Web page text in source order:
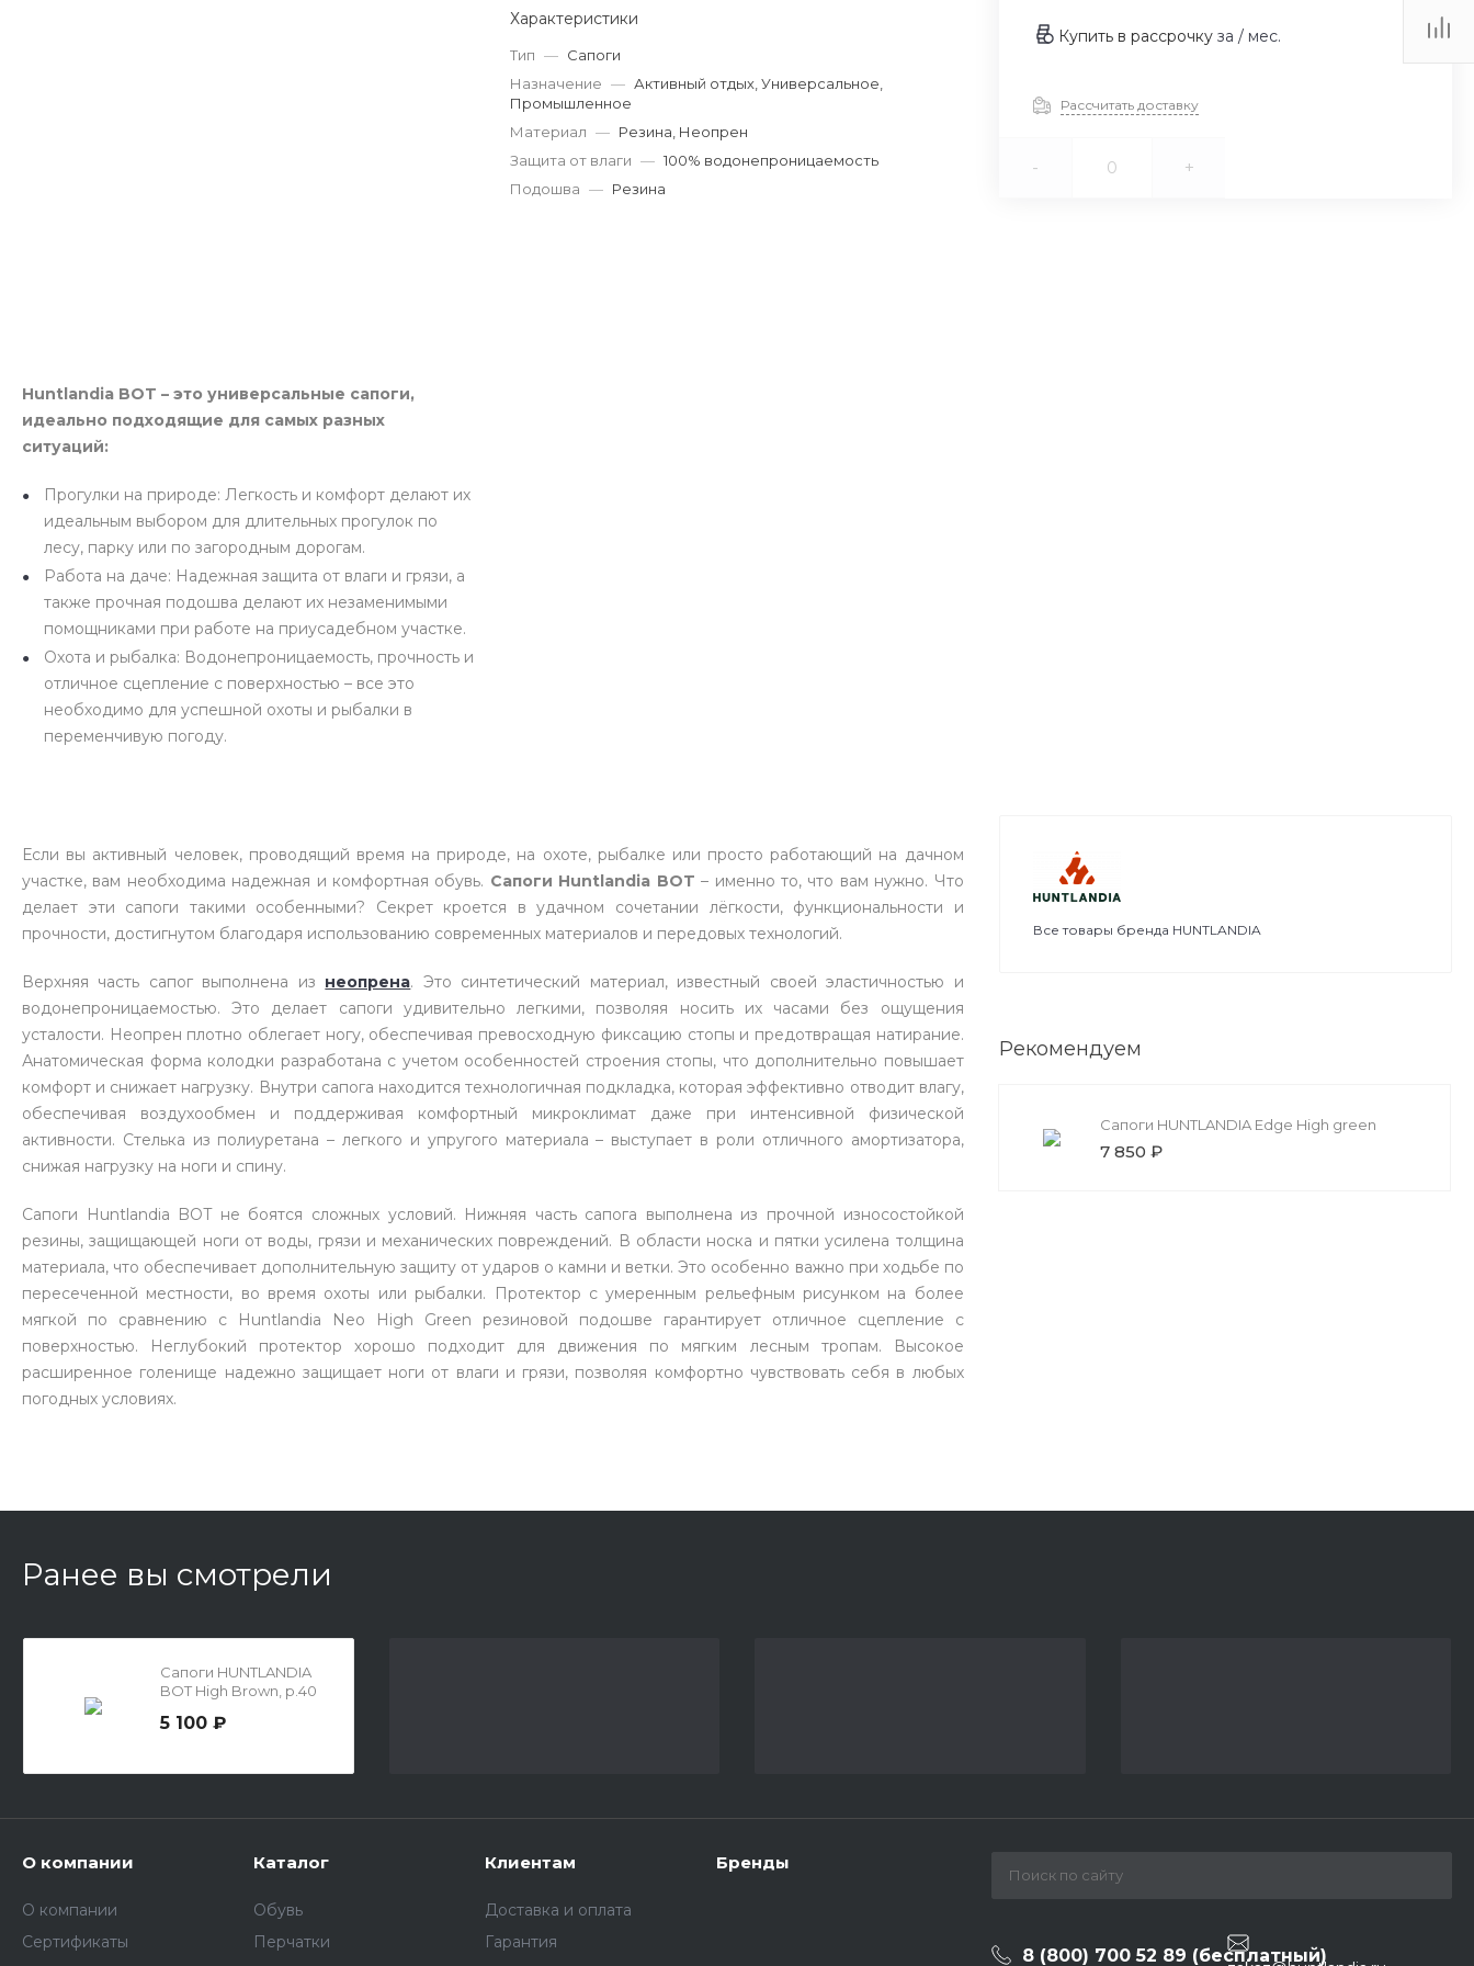
Huntlandia BOT – это универсальные сапоги,
идеально подходящие для самых разных
ситуаций:
Прогулки на природе: Легкость и комфорт делают их
идеальным выбором для длительных прогулок по
лесу, парку или по загородным дорогам.
Работа на даче: Надежная защита от влаги и грязи, а
также прочная подошва делают их незаменимыми
помощниками при работе на приусадебном участке.
Охота и рыбалка: Водонепроницаемость, прочность и
отличное сцепление с поверхностью – все это
необходимо для успешной охоты и рыбалки в
переменчивую погоду.
Характеристики
Тип — Сапоги
Назначение — Активный отдых, Универсальное,
Промышленное
Материал — Резина, Неопрен
Защита от влаги — 100% водонепроницаемость
Подошва — Резина
Купить в рассрочку за / мес.
Рассчитать доставку
- +
Если вы активный человек, проводящий время на природе, на охоте, рыбалке или просто работающий на дачном
участке, вам необходима надежная и комфортная обувь. Сапоги Huntlandia BOT – именно то, что вам нужно. Что
делает эти сапоги такими особенными? Секрет кроется в удачном сочетании лёгкости, функциональности и
прочности, достигнутом благодаря использованию современных материалов и передовых технологий.
Верхняя часть сапог выполнена из неопрена. Это синтетический материал, известный своей эластичностью и
водонепроницаемостью. Это делает сапоги удивительно легкими, позволяя носить их часами без ощущения
усталости. Неопрен плотно облегает ногу, обеспечивая превосходную фиксацию стопы и предотвращая натирание.
Анатомическая форма колодки разработана с учетом особенностей строения стопы, что дополнительно повышает
комфорт и снижает нагрузку. Внутри сапога находится технологичная подкладка, которая эффективно отводит влагу,
обеспечивая воздухообмен и поддерживая комфортный микроклимат даже при интенсивной физической
активности. Стелька из полиуретана – легкого и упругого материала – выступает в роли отличного амортизатора,
снижая нагрузку на ноги и спину.
Сапоги Huntlandia BOT не боятся сложных условий. Нижняя часть сапога выполнена из прочной износостойкой
резины, защищающей ноги от воды, грязи и механических повреждений. В области носка и пятки усилена толщина
материала, что обеспечивает дополнительную защиту от ударов о камни и ветки. Это особенно важно при ходьбе по
пересеченной местности, во время охоты или рыбалки. Протектор с умеренным рельефным рисунком на более
мягкой по сравнению с Huntlandia Neo High Green резиновой подошве гарантирует отличное сцепление с
поверхностью. Неглубокий протектор хорошо подходит для движения по мягким лесным тропам. Высокое
расширенное голенище надежно защищает ноги от влаги и грязи, позволяя комфортно чувствовать себя в любых
погодных условиях.
Все товары бренда HUNTLANDIA
Рекомендуем
Сапоги HUNTLANDIA Edge High green
7 850 ₽
Ранее вы смотрели
Сапоги HUNTLANDIA
BOT High Brown, р.40
5 100 ₽
О компании
О компании
Сертификаты
Каталог
Обувь
Перчатки
Клиентам
Доставка и оплата
Гарантия
Бренды
8 (800) 700 52 89 (бесплатный)